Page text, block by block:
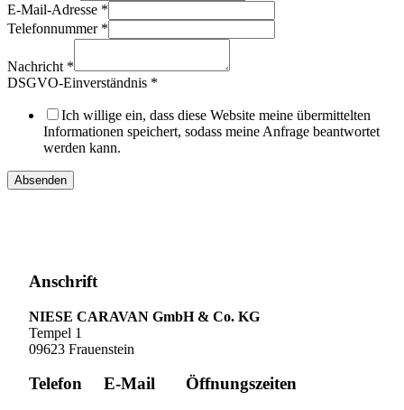
E-Mail-Adresse *
Telefonnummer *
Nachricht *
DSGVO-Einverständnis *
Ich willige ein, dass diese Website meine übermittelten
Informationen speichert, sodass meine Anfrage beantwortet
werden kann.
Absenden
Anschrift
NIESE CARAVAN GmbH & Co. KG
Tempel 1
09623 Frauenstein
Telefon E-Mail Öffnungszeiten